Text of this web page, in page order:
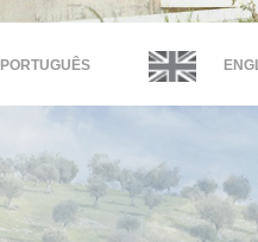
PORTUGUÊS